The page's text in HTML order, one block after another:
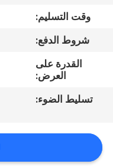
اتصل
اقتباس
خريطة
الموقع
وقت التسليم:
شروط الدفع:
القدرة على
العرض:
تسليط الضوء: